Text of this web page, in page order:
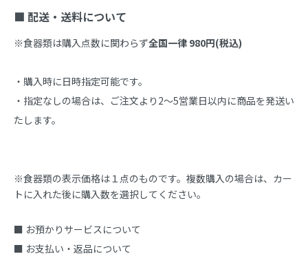
■ 配送・送料について
※食器類は購入点数に関わらず全国一律 980円(税込)
・購入時に日時指定可能です。
・指定なしの場合は、ご注文より2～5営業日以内に商品を発送い
たします。
※食器類の表示価格は１点のものです。複数購入の場合は、カー
トに入れた後に購入数を選択してください。
■ お預かりサービスについて
■ お支払い・返品について